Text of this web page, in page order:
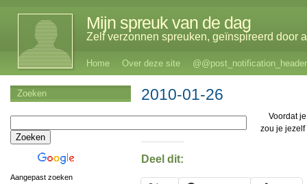
Mijn spreuk van de dag
Zelf verzonnen spreuken, geïnspireerd door
Home Over deze site @@post_notification_header
2010-01-26
Voordat
zou je
Deel dit:
Zoeken
Aangepast zoeken